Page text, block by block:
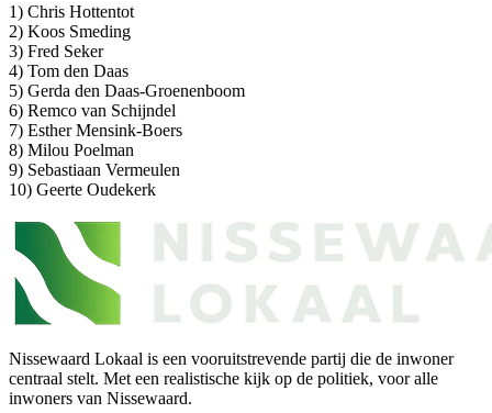
1) Chris Hottentot
2) Koos Smeding
3) Fred Seker
4) Tom den Daas
5) Gerda den Daas-Groenenboom
6) Remco van Schijndel
7) Esther Mensink-Boers
8) Milou Poelman
9) Sebastiaan Vermeulen
10) Geerte Oudekerk
Nissewaard Lokaal is een vooruitstrevende partij die de inwoner
centraal stelt. Met een realistische kijk op de politiek, voor alle
inwoners van Nissewaard.